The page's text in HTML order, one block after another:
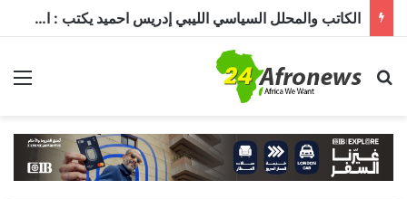
الكاتب والمحلل السياسي الليبي إدريس احميد يكتب : الكاميرون في ظل غياب بول بيا… قراءة في المشهد وأسباب الغياب ومآلات الأوضاع
بحث عن